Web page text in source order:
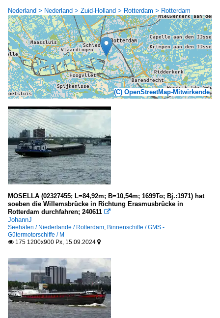
Nederland > Nederland > Zuid-Holland > Rotterdam > Rotterdam
(C) OpenStreetMap-Mitwirkende
MOSELLA (02327455; L=84,92m; B=10,54m; 1699To; Bj.:1971) hat
soeben die Willemsbrücke in Richtung Erasmusbrücke in
Rotterdam durchfahren; 240611 
JohannJ
Seehäfen / Niederlande / Rotterdam, Binnenschiffe / GMS -
Gütermotorschiffe / M
 175 1200x900 Px, 15.09.2024 